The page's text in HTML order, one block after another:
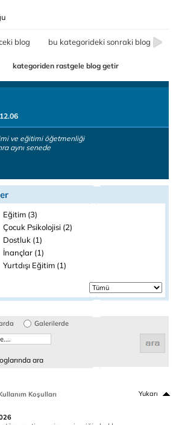
blog bu kategorideki sonraki blog
kategoriden rastgele blog getir
ve eğitimi öğetmenliği
aynı senede
Eğitim (3)
Çocuk Psikolojisi (2)
Dostluk (1)
İnançlar (1)
Yurtdışı Eğitim (1)
Galerilerde
ara
Koşulları Yukarı